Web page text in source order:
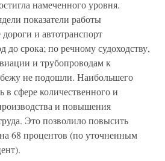
намеченного уровня.
показатели работы
и автотранспорт
до срока; по речному судоходству,
и трубопроводам к
не подошли. Наибольшего
в сфере количественного и
и повышения
Это позволило повысить
68 процентов (по уточненным